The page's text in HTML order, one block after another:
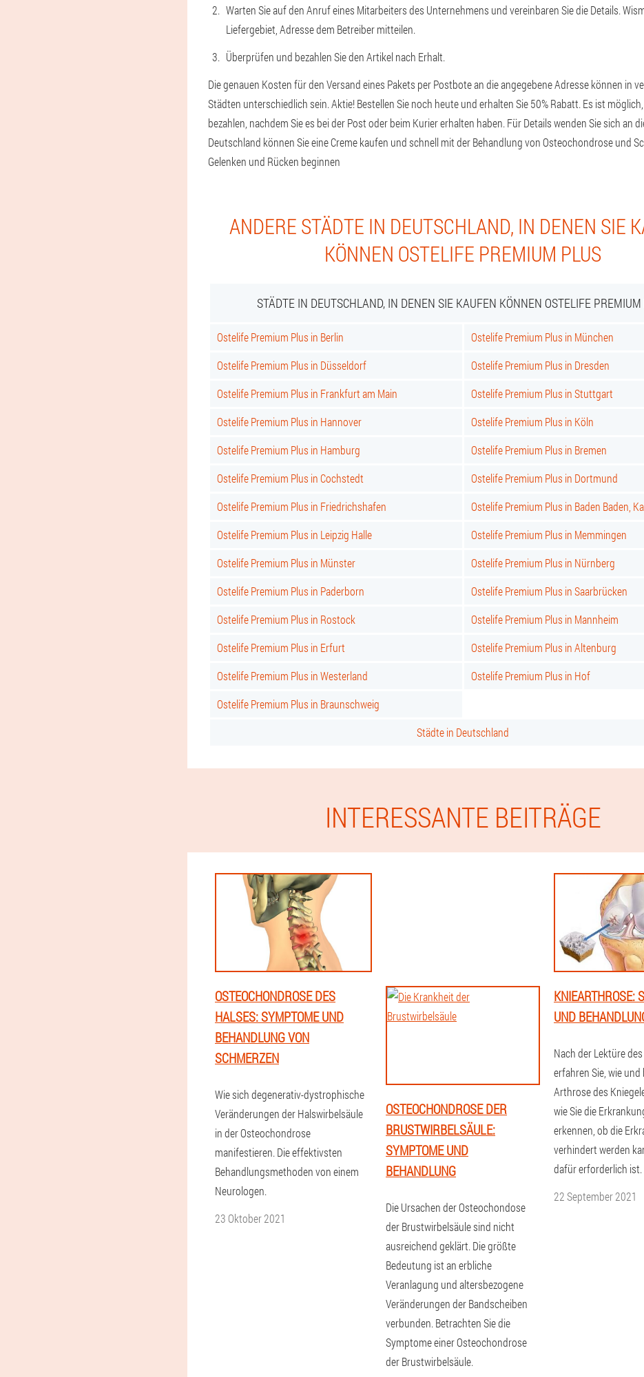
Warten Sie auf den Anruf eines Mitarbeiters des Unternehmens und vereinbaren Sie die Details.
Liefergebiet, Adresse dem Betreiber mitteilen.
Überprüfen und bezahlen Sie den Artikel nach Erhalt.
Die genauen Kosten für den Versand eines Pakets per Postbote an die angegebene Adresse können in
Städten unterschiedlich sein. Aktie! Bestellen Sie noch heute und erhalten Sie 50% Rabatt. Es ist
bezahlen, nachdem Sie es bei der Post oder beim Kurier erhalten haben. Für Details wenden Sie sich an
Deutschland können Sie eine Creme kaufen und schnell mit der Behandlung von Osteochondrose und
Gelenken und Rücken beginnen
ANDERE STÄDTE IN DEUTSCHLAND, IN DENEN SIE
KÖNNEN OSTELIFE PREMIUM PLUS
STÄDTE IN DEUTSCHLAND, IN DENEN SIE KAUFEN KÖNNEN OSTELIFE
Ostelife Premium Plus in Berlin
Ostelife Premium Plus in München
Ostelife Premium Plus in Düsseldorf
Ostelife Premium Plus in Dresden
Ostelife Premium Plus in Frankfurt am Main
Ostelife Premium Plus in Stuttgart
Ostelife Premium Plus in Hannover
Ostelife Premium Plus in Köln
Ostelife Premium Plus in Hamburg
Ostelife Premium Plus in Bremen
Ostelife Premium Plus in Cochstedt
Ostelife Premium Plus in Dortmund
Ostelife Premium Plus in Friedrichshafen
Ostelife Premium Plus in Baden Baden,
Ostelife Premium Plus in Leipzig Halle
Ostelife Premium Plus in Memmingen
Ostelife Premium Plus in Münster
Ostelife Premium Plus in Nürnberg
Ostelife Premium Plus in Paderborn
Ostelife Premium Plus in Saarbrücken
Ostelife Premium Plus in Rostock
Ostelife Premium Plus in Mannheim
Ostelife Premium Plus in Erfurt
Ostelife Premium Plus in Altenburg
Ostelife Premium Plus in Westerland
Ostelife Premium Plus in Hof
Ostelife Premium Plus in Braunschweig
Städte in Deutschland
INTERESSANTE BEITRÄGE
OSTEOCHONDROSE DES
HALSES: SYMPTOME UND
BEHANDLUNG VON
SCHMERZEN
Wie sich degenerativ-dystrophische
Veränderungen der Halswirbelsäule
in der Osteochondrose
manifestieren. Die effektivsten
Behandlungsmethoden von einem
Neurologen.
23 Oktober 2021
OSTEOCHONDROSE DER
BRUSTWIRBELSÄULE:
SYMPTOME UND
BEHANDLUNG
Die Ursachen der Osteochondose
der Brustwirbelsäule sind nicht
ausreichend geklärt. Die größte
Bedeutung ist an erbliche
Veranlagung und altersbezogene
Veränderungen der Bandscheiben
verbunden. Betrachten Sie die
Symptome einer Osteochondrose
der Brustwirbelsäule.
KNIEARTHROSE:
UND
Nach der Lektüre
erfahren Sie, wie und
Arthrose des
wie Sie die
erkennen, ob die
verhindert werden
dafür erforderlich ist.
22 September 2021